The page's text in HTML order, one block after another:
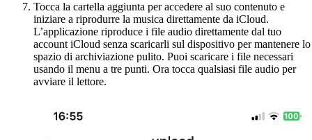
Tocca la cartella aggiunta per accedere al suo contenuto e
iniziare a riprodurre la musica direttamente da iCloud.
L’applicazione riproduce i file audio direttamente dal tuo
account iCloud senza scaricarli sul dispositivo per mantenere lo
spazio di archiviazione pulito. Puoi scaricare i file necessari
usando il menu a tre punti. Ora tocca qualsiasi file audio per
avviare il lettore.